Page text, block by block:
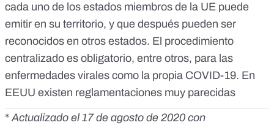
cada uno de los estados miembros de la UE puede
emitir en su territorio, y que después pueden ser
reconocidos en otros estados. El procedimiento
centralizado es obligatorio, entre otros, para las
enfermedades virales como la propia COVID-19. En
EEUU existen reglamentaciones muy parecidas
*Actualizado el 17 de agosto de 2020 con